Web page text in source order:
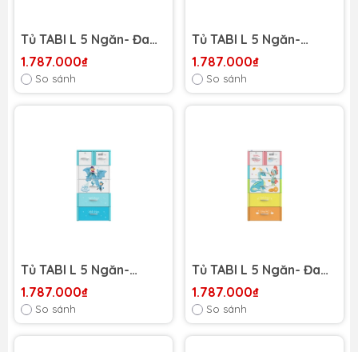
Tủ TABI L 5 Ngăn- Đa
sắc gấu
1.787.000₫
So sánh
Tủ TABI L 5 Ngăn-
Trắng Rồng ngủ đông
1.787.000₫
So sánh
Tủ TABI L 5 Ngăn-
Dương Rồng phun nước
1.787.000₫
So sánh
Tủ TABI L 5 Ngăn- Đa
sắc Rồng bé Trai
1.787.000₫
So sánh